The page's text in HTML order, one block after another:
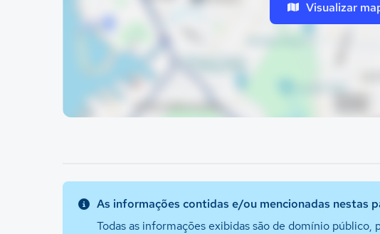
Visualizar
As informações contidas e/ou mencionadas nestas
Todas as informações exibidas são de domínio